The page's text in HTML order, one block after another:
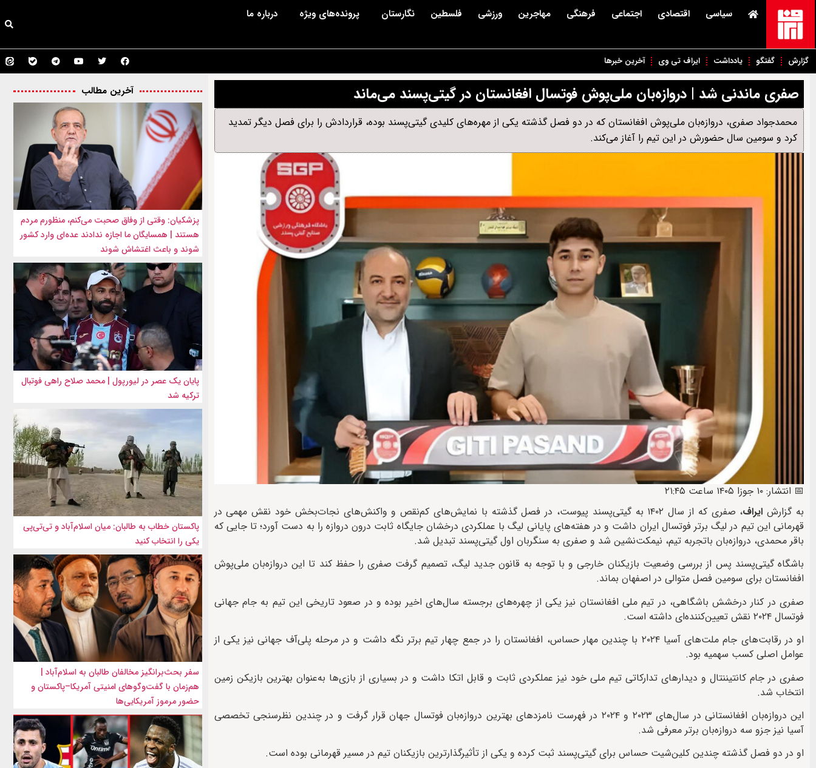
سیاسی اقتصادی اجتماعی فرهنگی مهاجرین ورزشی فلسطین نگارستان پرونده‌های ویژه درباره ما
گزارش گفتگو یادداشت ایراف تی وی آخرین خبرها
صفری ماندنی شد | دروازه‌بان ملی‌پوش فوتسال افغانستان در گیتی‌پسند می‌ماند
محمدجواد صفری، دروازه‌بان ملی‌پوش افغانستان که در دو فصل گذشته یکی از مهره‌های کلیدی گیتی‌پسند بوده، قراردادش را برای فصل دیگر تمدید
کرد و سومین سال حضورش در این تیم را آغاز می‌کند.
📅 انتشار: ۱۰ جوزا ۱۴۰۵ ساعت ۲۱:۴۵
به گزارشایراف
، صفری که از سال ۱۴۰۲ به گیتی‌پسند پیوست، در فصل گذشته با نمایش‌های کم‌نقص و واکنش‌های نجات‌بخش خود نقش مهمی در
قهرمانی این تیم در لیگ برتر فوتسال ایران داشت و در هفته‌های پایانی لیگ با عملکردی درخشان جایگاه ثابت درون دروازه را به دست آورد؛ تا جایی که
باقر محمدی، دروازه‌بان باتجربه تیم، نیمکت‌نشین شد و صفری به سنگربان اول گیتی‌پسند تبدیل شد.
باشگاه گیتی‌پسند پس از بررسی وضعیت بازیکنان خارجی و با توجه به قانون جدید لیگ، تصمیم گرفت صفری را حفظ کند تا این دروازه‌بان ملی‌پوش
افغانستان برای سومین فصل متوالی در اصفهان بماند.
صفری در کنار درخشش باشگاهی، در تیم ملی افغانستان نیز یکی از چهره‌های برجسته سال‌های اخیر بوده و در صعود تاریخی این تیم به جام جهانی
فوتسال ۲۰۲۴ نقش تعیین‌کننده‌ای داشته است.
او در رقابت‌های جام ملت‌های آسیا ۲۰۲۴ با چندین مهار حساس، افغانستان را در جمع چهار تیم برتر نگه داشت و در مرحله پلی‌آف جهانی نیز یکی از
عوامل اصلی کسب سهمیه بود.
صفری در جام کانتیننتال و دیدارهای تدارکاتی تیم ملی خود نیز عملکردی ثابت و قابل اتکا داشت و در بسیاری از بازی‌ها به‌عنوان بهترین بازیکن زمین
انتخاب شد.
این دروازه‌بان افغانستانی در سال‌های ۲۰۲۳ و ۲۰۲۴ در فهرست نامزدهای بهترین دروازه‌بان فوتسال جهان قرار گرفت و در چندین نظرسنجی تخصصی
آسیا نیز جزو سه دروازه‌بان برتر معرفی شد.
او در دو فصل گذشته چندین کلین‌شیت حساس برای گیتی‌پسند ثبت کرده و یکی از تأثیرگذارترین بازیکنان تیم در مسیر قهرمانی بوده است.
آخرین مطالب
پزشکیان: وقتی از وفاق صحبت می‌کنم، منظورم مردم
هستند | همسایگان ما اجازه ندادند عده‌ای وارد کشور
شوند و باعث اغتشاش شوند
پایان یک عصر در لیورپول | محمد صلاح راهی فوتبال
ترکیه شد
پاکستان خطاب به طالبان: میان اسلام‌آباد و تی‌تی‌پی
یکی را انتخاب کنید
سفر بحث‌برانگیز مخالفان طالبان به اسلام‌آباد |
هم‌زمان با گفت‌وگوهای امنیتی آمریکا–پاکستان و
حضور مرموز آمریکایی‌ها